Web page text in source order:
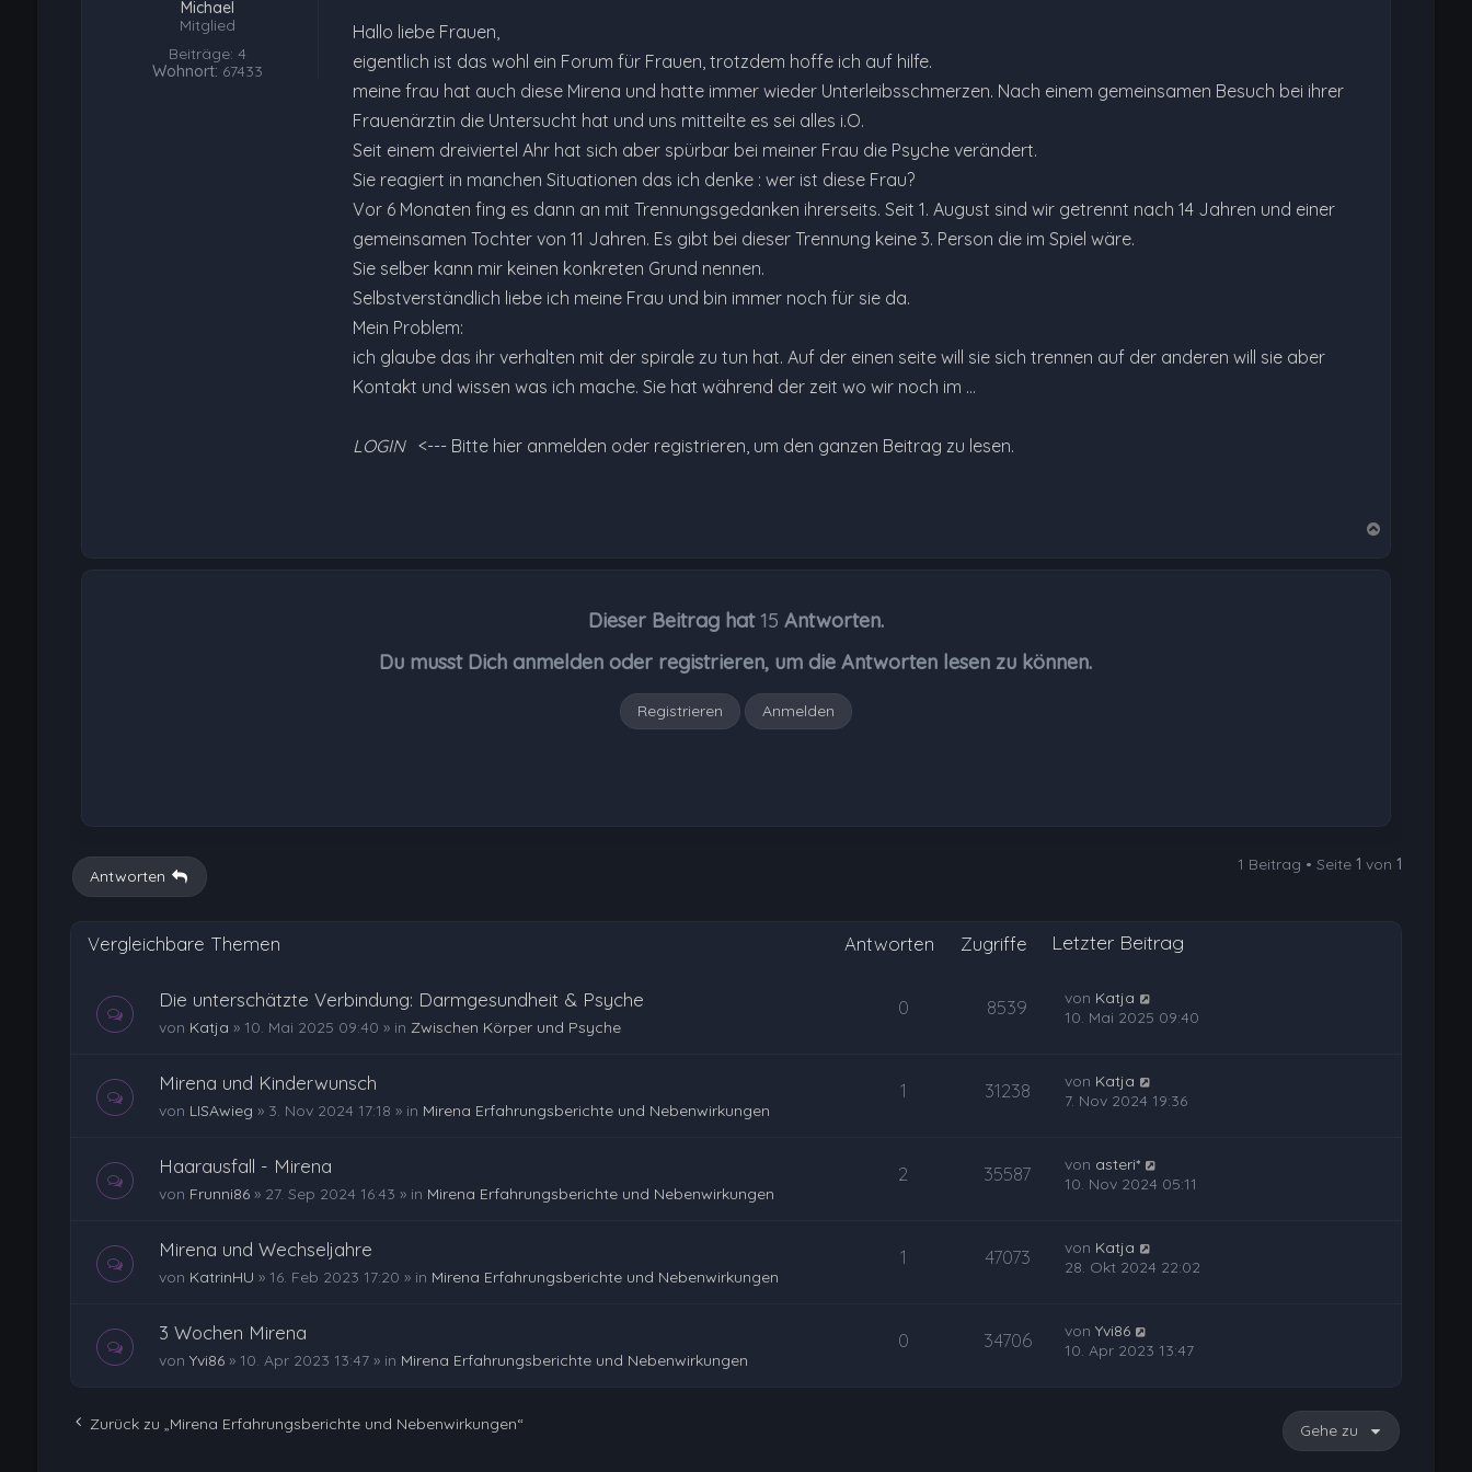
Michael
Mitglied
Beiträge: 4
Wohnort: 67433
Hallo liebe Frauen,
eigentlich ist das wohl ein Forum für Frauen, trotzdem hoffe ich auf hilfe.
meine frau hat auch diese Mirena und hatte immer wieder Unterleibsschmerzen. Nach einem gemeinsamen Besuch bei ihrer
Frauenärztin die Untersucht hat und uns mitteilte es sei alles i.O.
Seit einem dreiviertel Ahr hat sich aber spürbar bei meiner Frau die Psyche verändert.
Sie reagiert in manchen Situationen das ich denke : wer ist diese Frau?
Vor 6 Monaten fing es dann an mit Trennungsgedanken ihrerseits. Seit 1. August sind wir getrennt nach 14 Jahren und einer
gemeinsamen Tochter von 11 Jahren. Es gibt bei dieser Trennung keine 3. Person die im Spiel wäre.
Sie selber kann mir keinen konkreten Grund nennen.
Selbstverständlich liebe ich meine Frau und bin immer noch für sie da.
Mein Problem:
ich glaube das ihr verhalten mit der spirale zu tun hat. Auf der einen seite will sie sich trennen auf der anderen will sie aber
Kontakt und wissen was ich mache. Sie hat während der zeit wo wir noch im …
LOGIN <--- Bitte hier anmelden oder registrieren, um den ganzen Beitrag zu lesen.
Dieser Beitrag hat 15 Antworten.
Du musst Dich anmelden oder registrieren, um die Antworten lesen zu können.
Registrieren Anmelden
Antworten
1 Beitrag • Seite1 von1
Vergleichbare Themen Antworten Zugriffe Letzter Beitrag
Die unterschätzte Verbindung: Darmgesundheit & Psyche
von Katja » 10. Mai 2025 09:40 » in Zwischen Körper und Psyche
0 8539 von Katja
10. Mai 2025 09:40
Mirena und Kinderwunsch
von LISAwieg » 3. Nov 2024 17:18 » in Mirena Erfahrungsberichte und Nebenwirkungen
1 31238 von Katja
7. Nov 2024 19:36
Haarausfall - Mirena
von Frunni86» 27. Sep 2024 16:43 » in Mirena Erfahrungsberichte und Nebenwirkungen
2 35587 von asteri*
10. Nov 2024 05:11
Mirena und Wechseljahre
von KatrinHU » 16. Feb 2023 17:20 » in Mirena Erfahrungsberichte und Nebenwirkungen
1 47073 von Katja
28. Okt 2024 22:02
3 Wochen Mirena
von Yvi86» 10. Apr 2023 13:47» in Mirena Erfahrungsberichte und Nebenwirkungen
0 34706 vonYvi86
10. Apr 2023 13:47
Zurück zu „Mirena Erfahrungsberichte und Nebenwirkungen“ Gehe zu